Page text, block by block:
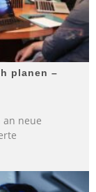
planen –
neue